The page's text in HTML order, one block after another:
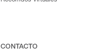
CONTACTO